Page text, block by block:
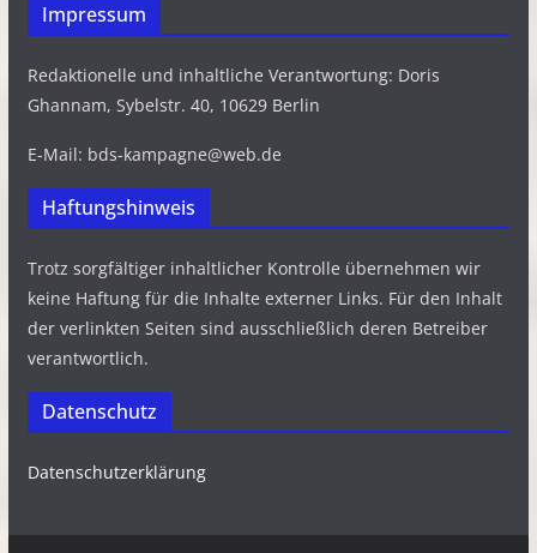
Impressum
Redaktionelle und inhaltliche Verantwortung: Doris
Ghannam, Sybelstr. 40, 10629 Berlin
E-Mail: bds-kampagne@web.de
Haftungshinweis
Trotz sorgfältiger inhaltlicher Kontrolle übernehmen wir
keine Haftung für die Inhalte externer Links. Für den Inhalt
der verlinkten Seiten sind ausschließlich deren Betreiber
verantwortlich.
Datenschutz
Datenschutzerklärung